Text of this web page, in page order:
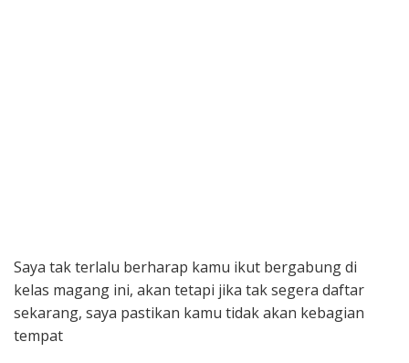
Saya tak terlalu berharap kamu ikut bergabung di
kelas magang ini, akan tetapi jika tak segera daftar
sekarang, saya pastikan kamu tidak akan kebagian
tempat